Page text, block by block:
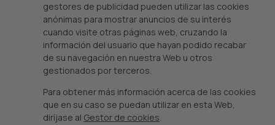
gestores de publicidad pueden utilizar las cookies
anónimas para mostrar anuncios de su interés
cuando visite otras páginas web, cruzando la
información del usuario que hayan podido recabar
de su navegación en nuestra Web u otros
gestionados por terceros.
Para obtener más información acerca de las cookies
que en su caso se puedan utilizar en esta Web,
diríjase al Gestor de cookies.